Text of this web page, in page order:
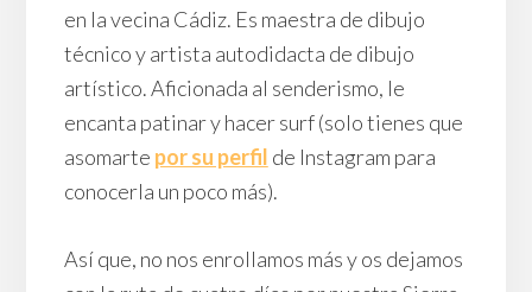
en la vecina Cádiz. Es maestra de dibujo
técnico y artista autodidacta de dibujo
artístico. Aficionada al senderismo, le
encanta patinar y hacer surf (solo tienes que
asomarte por su perfil de Instagram para
conocerla un poco más).
Así que, no nos enrollamos más y os dejamos